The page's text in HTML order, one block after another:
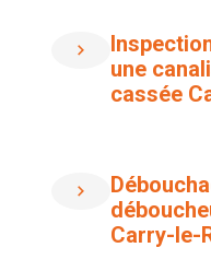
une
cassée
Carry-le-